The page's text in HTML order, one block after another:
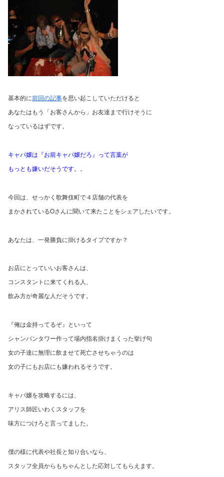
基本的に前回の記事を思い起こしていただけると
あなたはもう「お客さんから」お友達まで行けそうに
なっているはずです。
キャバ嬢は『お前キャバ嬢だろ』って言葉が
もっとも嫌いだそうです。 。
今回は、せっかく歌舞伎町で４店舗の代表を
まかされているOさんに聞いて来たことをシェアしたいです。
あなたは、一発勝負に掛けるタイプですか？
お店にとっていいお客さんは、
コンスタントに来てくれる人、
飲み方が奇麗な人だそうです。
『俺は金持ってるぞ』といって
シャンパンタワー作って場内指名掛けまくった挙げ句
女の子達に無理に飲ませて死亡させちゃうのは
女の子にもお店にも嫌われるそうです。
キャバ嬢を攻略するには、
アリス師匠いわくスタッフを
味方につけろと言ってました。
僕の様に代表や社長と知り合いなら、
スタッフ全員からもちゃんとした応対してもらえます。